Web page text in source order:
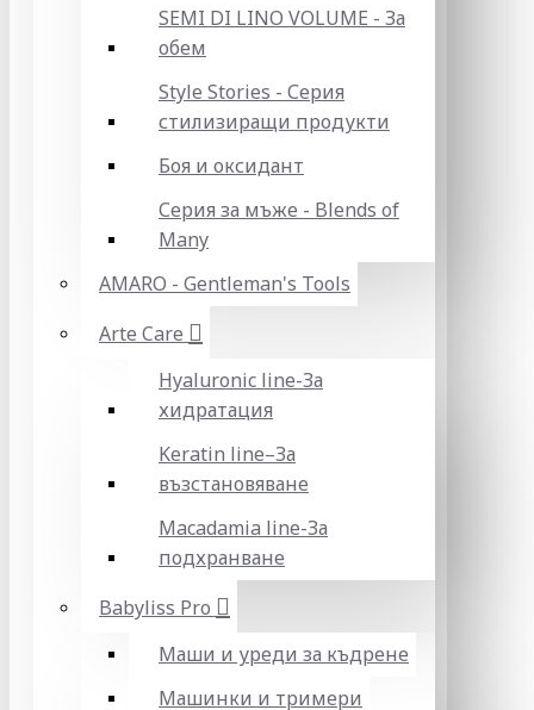
SEMI DI LINO VOLUME - За
обем
Style Stories - Серия
стилизиращи продукти
Боя и оксидант
Серия за мъже - Blends of
Many
AMARO - Gentleman's Tools
Arte Care
Hyaluronic line-За
хидратация
Keratin line–За
възстановяване
Macadamia line-За
подхранване
Babyliss Pro
Маши и уреди за къдрене
Машинки и тримери